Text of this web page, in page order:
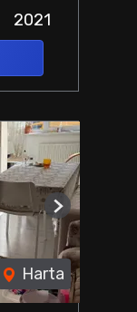
2021
Harta
Next